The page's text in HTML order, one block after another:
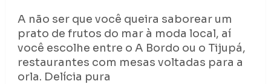
A não ser que você queira saborear um
prato de frutos do mar à moda local, aí
você escolhe entre o A Bordo ou o Tijupá,
restaurantes com mesas voltadas para a
orla. Delícia pura